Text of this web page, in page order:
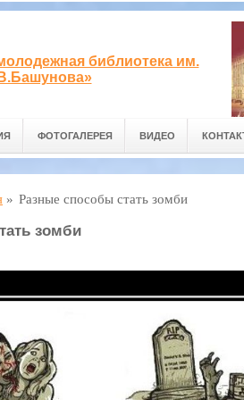
библиотека им.
В.Башунова»
ФОТОГАЛЕРЕЯ ВИДЕО
» Разные способы стать зомби
зомби